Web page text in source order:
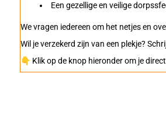
Een gezellige en veilige
We vragen iedereen om het netjes en
Wil je verzekerd zijn van een plekje?
👇 Klik op de knop hieronder om je